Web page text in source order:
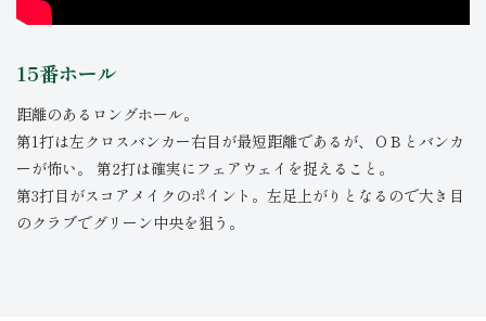
15番ホール
距離のあるロングホール。
第1打は左クロスバンカー右目が最短距離であるが、ＯＢとバンカ
ーが怖い。 第2打は確実にフェアウェイを捉えること。
第3打目がスコアメイクのポイント。左足上がりとなるので大き目
のクラブでグリーン中央を狙う。